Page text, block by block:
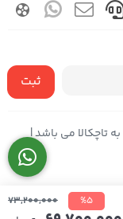
%5
73,200,000
ثبت
تاچکالا می باشد |